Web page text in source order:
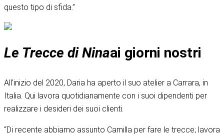
questo tipo di sfida.”
Le Trecce di Ninaai giorni nostri
All'inizio del 2020, Daria ha aperto il suo atelier a Carrara, in
Italia. Qui lavora quotidianamente con i suoi dipendenti per
realizzare i desideri dei suoi clienti.
“Di recente abbiamo assunto Camilla per fare le trecce; lavora